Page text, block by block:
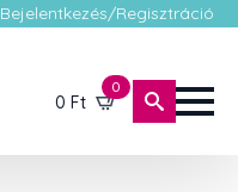
Bejelentkezés/Regisztráció
0 Ft
0